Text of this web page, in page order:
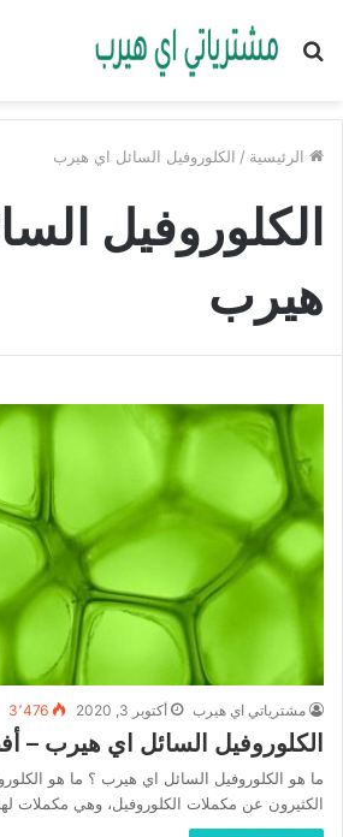
بحث
الرئيسية / الكلوروفيل السائل اي هيرب
الكلوروفيل
هيرب
مشترياتي اي هيرب أكتوبر 3, 2020 3٬476
الكلوروفيل السائل اي هيرب – أفضل 5
ما هو الكلوروفيل السائل اي هيرب ؟ ما هو
الكثيرون عن مكملات الكلوروفيل، وهي مكملات